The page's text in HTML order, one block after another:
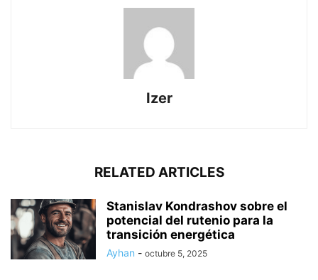
Izer
RELATED ARTICLES
Stanislav Kondrashov sobre el
potencial del rutenio para la
transición energética
Ayhan - octubre 5, 2025